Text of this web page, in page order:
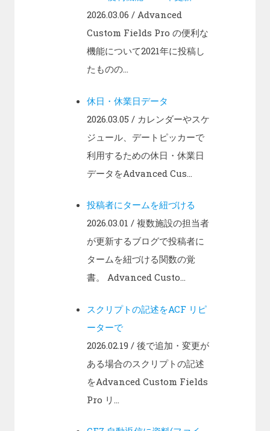
2026.03.06 / Advanced
Custom Fields Pro の便利な
機能について2021年に投稿し
たものの...
休日・休業日データ
2026.03.05 / カレンダーやスケ
ジュール、デートピッカーで
利用するための休日・休業日
データをAdvanced Cus...
投稿者にタームを紐づける
2026.03.01 / 複数施設の担当者
が更新するブログで投稿者に
タームを紐づける関数の覚
書。 Advanced Custo...
スクリプトの記述をACF リピ
ーターで
2026.02.19 / 後で追加・変更が
ある場合のスクリプトの記述
をAdvanced Custom Fields
Pro リ...